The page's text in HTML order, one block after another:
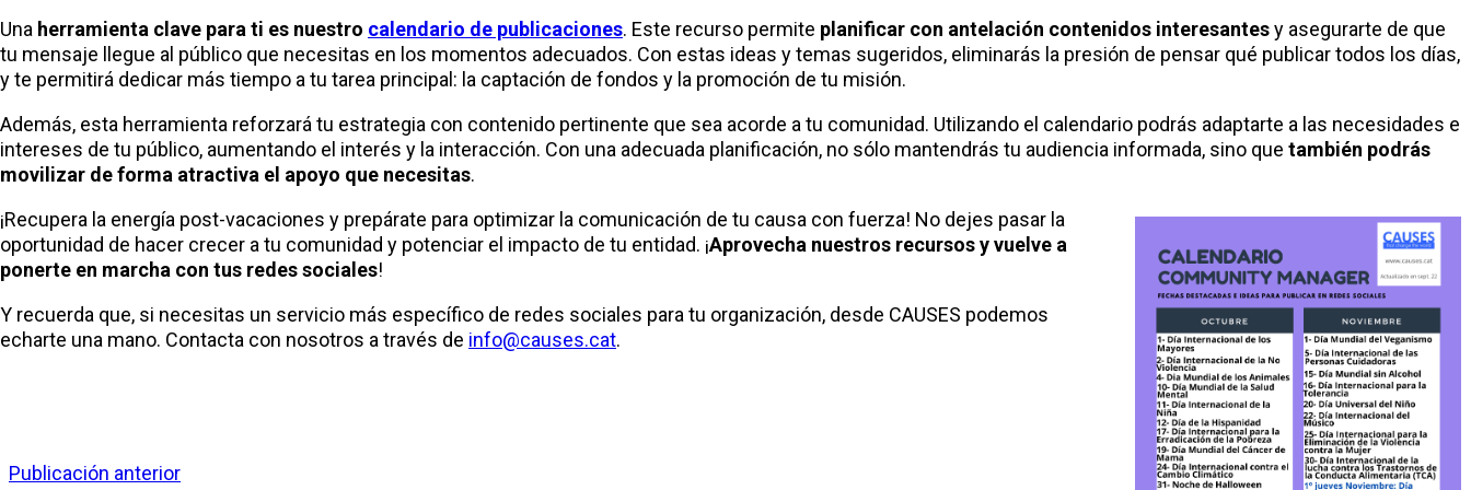
Una herramienta clave para ti es nuestro calendario de publicaciones. Este recurso permite planificar con antelación contenidos interesantesy asegurarte de que
tu mensaje llegue al público que necesitas en los momentos adecuados. Con estas ideas y temas sugeridos, eliminarás la presión de pensar qué publicar todos los días,
y te permitirá dedicar más tiempo a tu tarea principal: la captación de fondos y la promoción de tu misión.
Además, esta herramienta reforzará tu estrategia con contenido pertinente que sea acorde a tu comunidad. Utilizando el calendario podrás adaptarte a las necesidades e
intereses de tu público, aumentando el interés y la interacción. Con una adecuada planificación, no sólo mantendrás tu audiencia informada, sino que también podrás
movilizar de forma atractiva el apoyo que necesitas.
¡Recupera la energía post-vacaciones y prepárate para optimizar la comunicación de tu causa con fuerza! No dejes pasar la
oportunidad de hacer crecer a tu comunidad y potenciar el impacto de tu entidad. ¡Aprovecha nuestros recursos y vuelve a
ponerte en marcha con tus redes sociales!
Y recuerda que, si necesitas un servicio más específico de redes sociales para tu organización, desde CAUSES podemos
echarte una mano. Contacta con nosotros a través de info@causes.cat.
Publicación anterior